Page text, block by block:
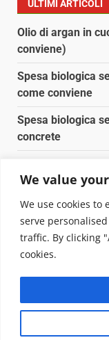
We value
We use cookies to
serve
traffic. By clicking
cookies.
ULTIMI ARTICOLI
Olio di argan in
conviene)
Spesa biologica
come conviene
Spesa biologica
concrete
Pulizia naturale
sostituiscono 10
Copyright ©
Questo blog non
viene
pertanto
della legge n.